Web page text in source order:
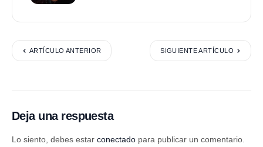
ARTÍCULO ANTERIOR SIGUIENTE ARTÍCULO
Deja una respuesta
Lo siento, debes estar conectado para publicar un comentario.